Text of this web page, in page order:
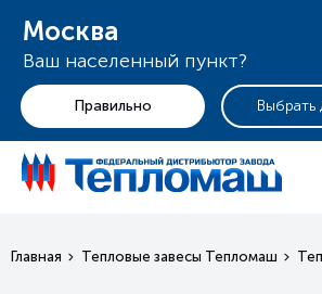
Москва
Ваш населенный пункт?
Главная Тепловые завесы Тепломаш